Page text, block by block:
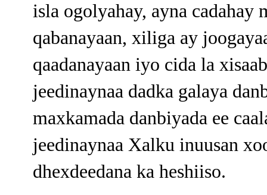
isla ogolyahay, ayna cadahay
qabanayaan, xiliga ay
qaadanayaan iyo cida la
jeedinaynaa dadka galaya
maxkamada danbiyada ee
jeedinaynaa Xalku inuusan
dhexdeedana ka heshiiso.